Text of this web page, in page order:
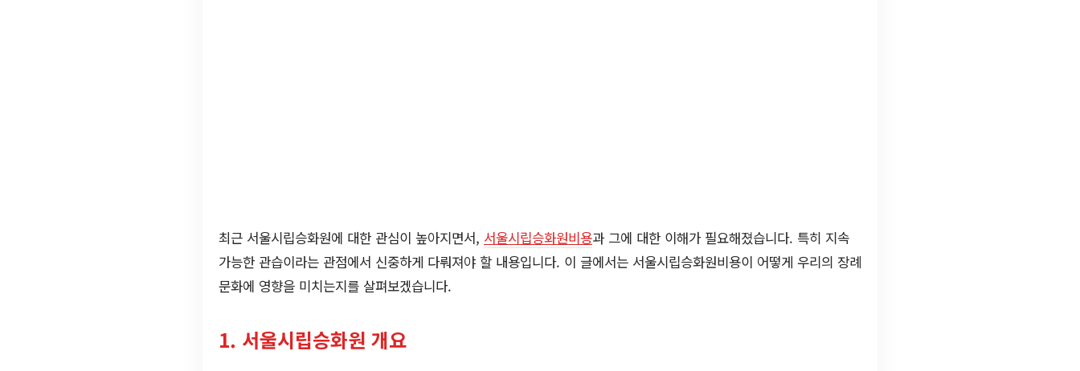
최근 서울시립승화원에 대한 관심이 높아지면서, 서울시립승화원비용과 그에 대한 이해가 필요해졌습니다. 특히 지속
가능한 관습이라는 관점에서 신중하게 다뤄져야 할 내용입니다. 이 글에서는 서울시립승화원비용이 어떻게 우리의 장례
문화에 영향을 미치는지를 살펴보겠습니다.
1. 서울시립승화원 개요